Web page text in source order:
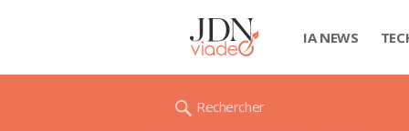
IA NEWS
Rechercher